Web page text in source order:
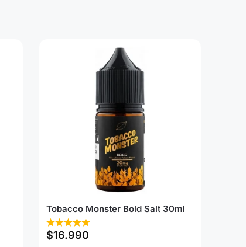
Tobacco Monster Bold Salt 30ml
$16.990